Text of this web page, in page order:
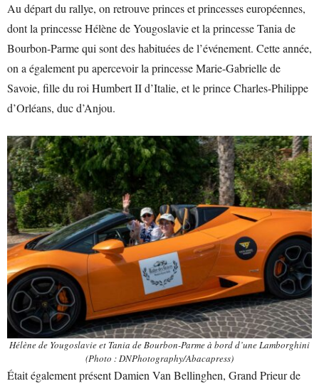
Au départ du rallye, on retrouve princes et princesses européennes,
dont la princesse Hélène de Yougoslavie et la princesse Tania de
Bourbon-Parme qui sont des habituées de l’événement. Cette année,
on a également pu apercevoir la princesse Marie-Gabrielle de
Savoie, fille du roi Humbert II d’Italie, et le princeCharles-Philippe
d’Orléans, duc d’Anjou.
Hélène de Yougoslavie et Tania de Bourbon-Parme à bord d’une Lamborghini
(Photo : DNPhotography/Abacapress)
Était également présent Damien Van Bellinghen, Grand Prieur de